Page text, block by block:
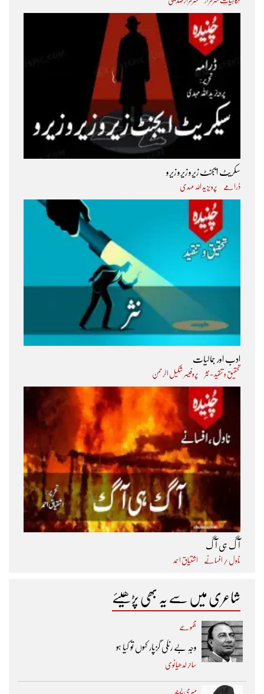
سکریٹ ایجنٹ زیرو زیرو زیرو
ڈرامے پرویز ید اللہ مہدی
ادب اور جمالیات
تحقیق و تنقید - نثر پروفیسر شکیل الرحمن
آگ ہی آگ
ناول / افسانے اشتیاق احمد
شاعری میں سے یہ بھی پڑھیئے
مجموعے
وجہِ بے رنگی گزپار کہوں تو کیا ہو
ساحر لدھیانوی
میری پسند